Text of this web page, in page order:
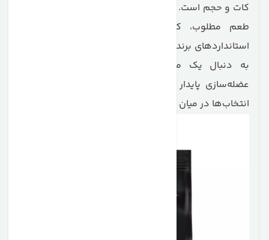
کات و حجم است.
طعم مطلوب، کیفیت ساخت بسیار بالایی دارد و
استانداردهای برند ماسل‌تک را به خوبی رعایت می‌کند. اگر
به دنبال یک مکمل حرفه‌ای برای تغذیه شبانه و
عضله‌سازی پایدار هستید، این محصول یکی از بهترین
انتخاب‌ها در میان کازئین‌های بازار است.